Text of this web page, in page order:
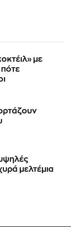
με
πότε
μελτέμια